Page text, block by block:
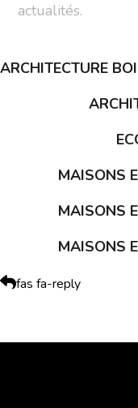
actualités.
ARCHITECTURE
MAISONS
MAISONS
MAISONS
fas fa-reply